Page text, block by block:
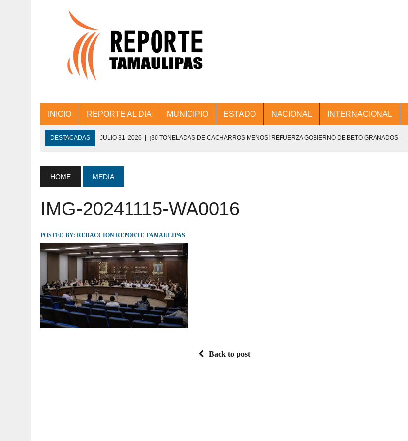
INICIO REPORTE AL DIA MUNICIPIO ESTADO NACIONAL INTERNACIONAL
DESTACADAS JULIO 31, 2026 | ¡30 TONELADAS DE CACHARROS MENOS! REFUERZA GOBIERNO DE BETO GRANADOS
JULIO 30, 2026 | 💧🚰 ¡AGUA PARA LA COMUNIDAD!
JULIO 30, 2026 | ¡TRABAJO EN EQUIPO Y RESULTADOS! ENCABEZA BETO GRANADOS MESA DE TRABAJO CON PRESIDENTES
JULIO 30, 2026 | TAMAULIPAS TE INVITA A DESCUBRIR EL ENCANTO DE LAS PLAYAS DEL GOLFO DE MÉXICO.
HOME MEDIA
IMG-20241115-WA0016
POSTED BY: REDACCION REPORTE TAMAULIPAS
Back to post